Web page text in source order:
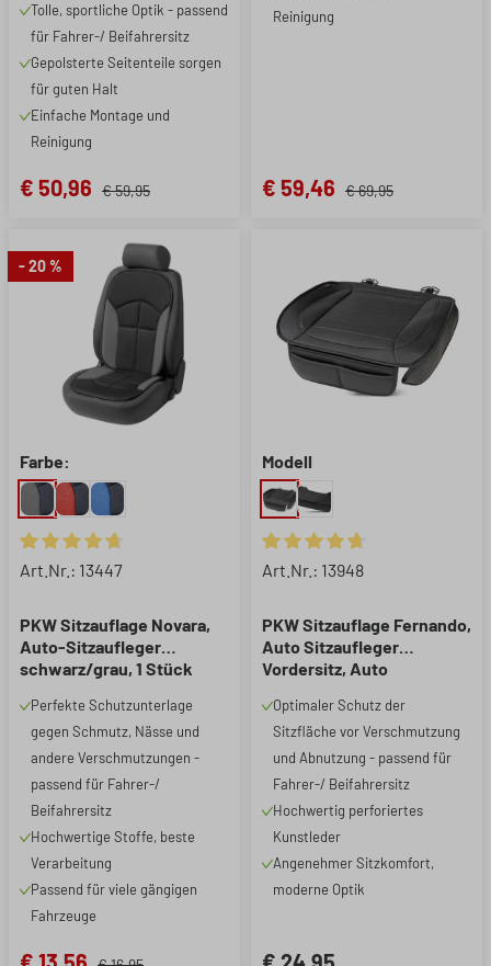
Tolle, sportliche Optik - passend
für Fahrer-/ Beifahrersitz
Gepolsterte Seitenteile sorgen
für guten Halt
Einfache Montage und
Reinigung
€ 50,96 € 59,95
Reinigung
€ 59,46 € 69,95
- 20 %
Farbe:
Durchschnittliche Bewertung von 4.78 von 5 Sternen
Art.Nr.: 13447
PKW Sitzauflage Novara,
Auto-Sitzaufleger
schwarz/grau, 1 Stück
Perfekte Schutzunterlage
gegen Schmutz, Nässe und
andere Verschmutzungen -
passend für Fahrer-/
Beifahrersitz
Hochwertige Stoffe, beste
Verarbeitung
Passend für viele gängigen
Fahrzeuge
Modell
Durchschnittliche Bewertung
Art.Nr.: 13948
PKW Sitzauflage Fernando,
Auto Sitzaufleger
Vordersitz, Auto
Stück schwarz
Optimaler Schutz der
Sitzfläche vor Verschmutzung
und Abnutzung - passend für
Fahrer-/ Beifahrersitz
Hochwertig perforiertes
Kunstleder
Angenehmer Sitzkomfort,
moderne Optik